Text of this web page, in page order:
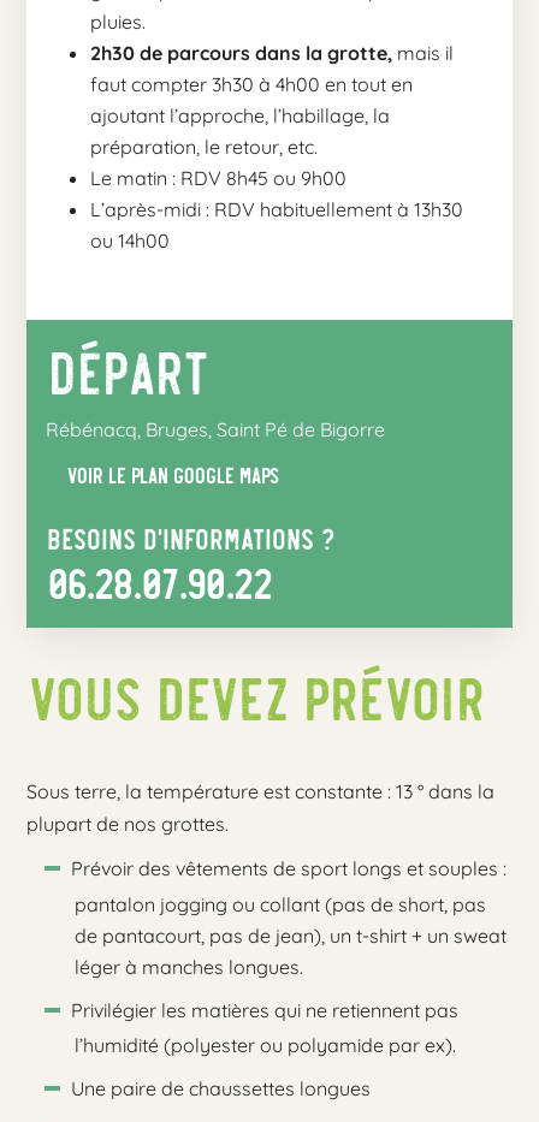
pluies.
2h30 de parcours dans la grotte, mais il
faut compter 3h30 à 4h00 en tout en
ajoutant l’approche, l’habillage, la
préparation, le retour, etc.
Le matin : RDV 8h45 ou 9h00
L’après-midi : RDV habituellement à 13h30
ou 14h00
Départ
Rébénacq, Bruges, Saint Pé de Bigorre
Voir le plan google maps
Besoins d’informations ?
06.28.07.90.22
Vous devez prévoir
Sous terre, la température est constante : 13 ° dans la
plupart de nos grottes.
Prévoir des vêtements de sport longs et souples :
pantalon jogging ou collant (pas de short, pas
de pantacourt, pas de jean), un t-shirt + un sweat
léger à manches longues.
Privilégier les matières qui ne retiennent pas
l’humidité (polyester ou polyamide par ex).
Une paire de chaussettes longues